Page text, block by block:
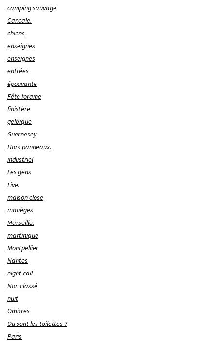
camping sauvage
Cancale.
chiens
enseignes
enseignes
entrées
épouvante
Fête foraine
finistère
gelbique
Guernesey
Hors panneaux.
industriel
Les gens
Live.
maison close
manèges
Marseille.
martinique
Montpellier
Nantes
night call
Non classé
nuit
Ombres
Ou sont les toilettes ?
Paris